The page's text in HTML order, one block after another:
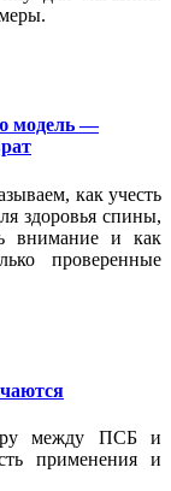
модель —
как учесть
здоровья спины,
внимание и как
проверенные
между ПСБ и
применения и